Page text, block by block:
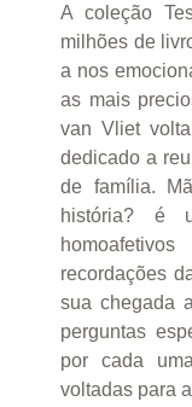
A coleção
milhões de
a nos
as mais
van Vliet
dedicado a
de família.
história? é
recordações
sua chegada
perguntas
por cada
voltadas para